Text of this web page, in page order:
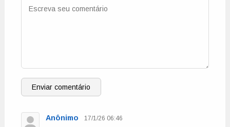
Enviar comentário
Anônimo 17/1/26 06:46